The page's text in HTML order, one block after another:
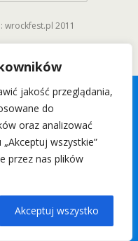
jakość przeglądania,
do
oraz analizować
wszystkie”
przez nas plików
Akceptuj wszystko
wrockfest.pl 2011